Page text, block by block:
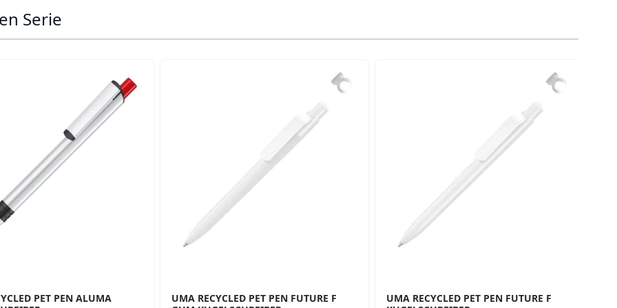
Serie
PET PEN ALUMA
UMA RECYCLED PET PEN FUTURE F
UMA RECYCLED PET PEN FUTURE F